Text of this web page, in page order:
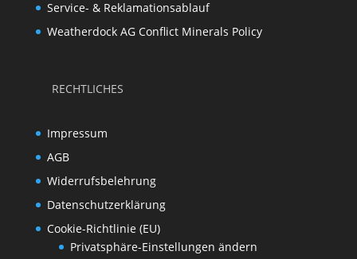
Service- & Reklamationsablauf
Weatherdock AG Conflict Minerals Policy
RECHTLICHES
Impressum
AGB
Widerrufsbelehrung
Datenschutzerklärung
Cookie-Richtlinie (EU)
Privatsphäre-Einstellungen ändern